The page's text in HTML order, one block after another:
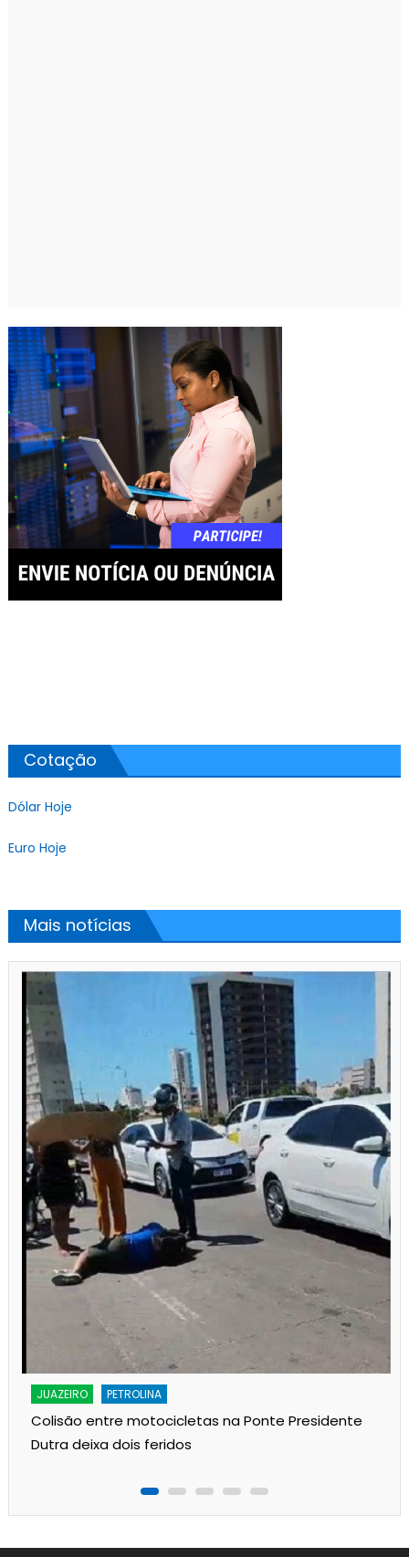
Cotação
Dólar Hoje
Euro Hoje
Mais notícias
JUAZEIRO PETROLINA
Colisão entre motocicletas na Ponte Presidente
Dutra deixa dois feridos